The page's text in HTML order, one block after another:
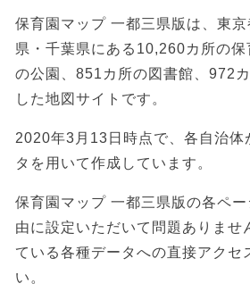
保育園マップ 一都三県版は、東
県・千葉県にある10,260カ所の
の公園、851カ所の図書館、972
した地図サイトです。
2020年3月13日時点で、各自治体
タを用いて作成しています。
保育園マップ 一都三県版の各ペ
由に設定いただいて問題ありませ
ている各種データへの直接アクセ
い。